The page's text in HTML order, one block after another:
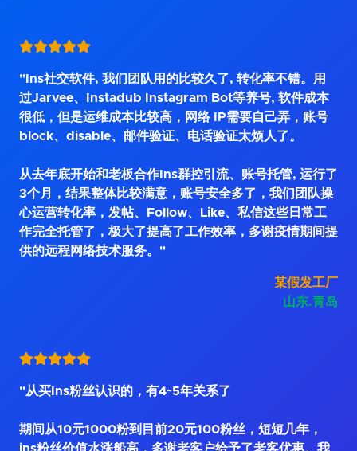
"Ins社交软件, 我们团队用的比较久了, 转化率不错。用
过Jarvee、Instadub Instagram Bot等养号, 软件成本
很低，但是运维成本比较高，网络 IP需要自己弄，账号
block、disable、邮件验证、电话验证太烦人了。
从去年底开始和老板合作Ins群控引流、账号托管, 运行了
3个月，结果整体比较满意，账号安全多了，我们团队操
心运营转化率，发帖、Follow、Like、私信这些日常工
作完全托管了，极大了提高了工作效率，多谢疫情期间提
供的远程网络技术服务。"
某假发工厂
山东.青岛
"从买Ins粉丝认识的，有4~5年关系了
期间从10元1000粉到目前20元100粉丝，短短几年，